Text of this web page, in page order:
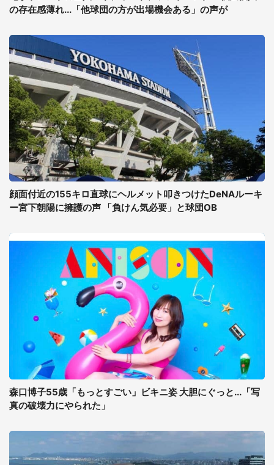
の存在感薄れ...「他球団の方が出場機会ある」の声が
顔面付近の155キロ直球にヘルメット叩きつけたDeNAルーキ
ー宮下朝陽に擁護の声 「負けん気必要」と球団OB
森口博子55歳「もっとすごい」ビキニ姿 大胆にぐっと...「写
真の破壊力にやられた」